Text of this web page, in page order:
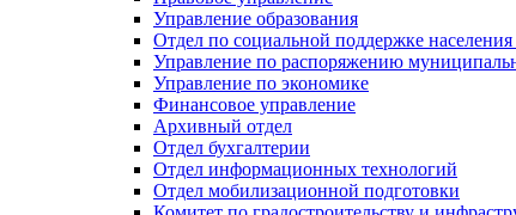
Управление образования
Отдел по социальной поддержке
Управление по распоряжению
Управление по экономике
Финансовое управление
Архивный отдел
Отдел бухгалтерии
Отдел информационных технологий
Отдел мобилизационной подготовки